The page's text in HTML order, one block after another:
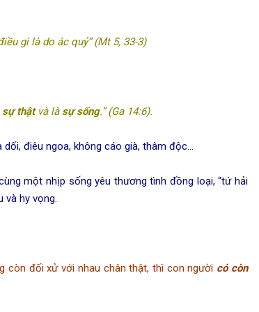
gì là do ác quỷ” (Mt 5, 33-3)
sự thậtvà là sự sống.”(Ga 14:6).
điêu ngoa, không cáo già, thâm độc…
một nhịp sống yêu thương tình đồng loại, “tứ hải
và hy vọng.
còn đối xử với nhau chân thật, thì con người có còn